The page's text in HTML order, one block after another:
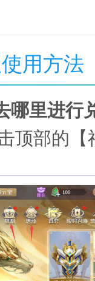
用方法
里进行
部的【